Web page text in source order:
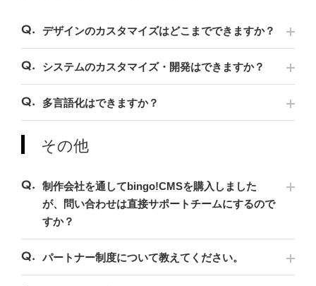
デザインのカスタマイズはどこまでできますか？
システムのカスタマイズ・開発はできますか？
多言語化はできますか？
その他
制作会社を通してbingo!CMSを購入しました
が、問い合わせは直接サポートチームにするので
すか？
パートナー制度について教えてください。